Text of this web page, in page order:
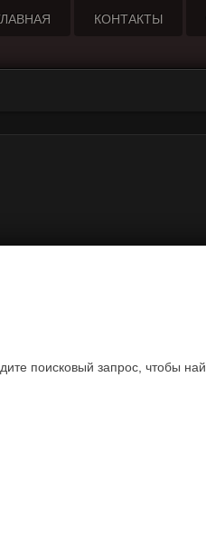
КОНТАКТЫ
поисковый запрос, чтобы